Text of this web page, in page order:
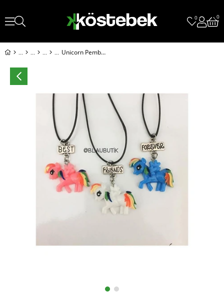
0 0
Unicorn Pembe, Beyaz,Mavi Bff Üçlü Kolye